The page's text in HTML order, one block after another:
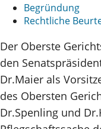
Begründung
Rechtliche
Der Oberste
den
Dr.Maier als
des Obersten
Dr.Spenling und